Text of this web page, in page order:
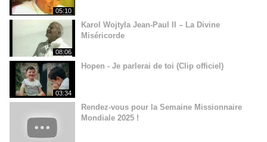
05:10
08:06
Karol Wojtyla Jean-Paul II – La Divine
Miséricorde
03:34
Hopen - Je parlerai de toi (Clip officiel)
Rendez-vous pour la Semaine Missionnaire
Mondiale 2025 !